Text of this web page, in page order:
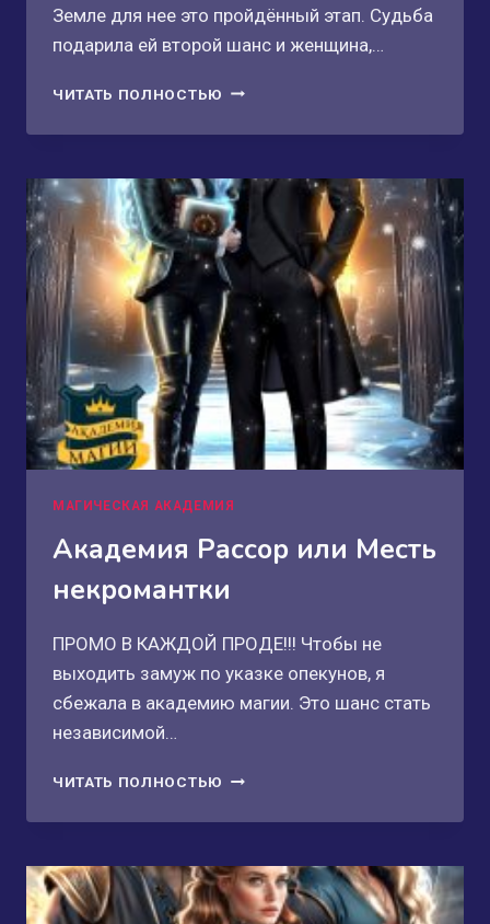
Земле для нее это пройдённый этап. Судьба
подарила ей второй шанс и женщина,…
ЧИТАТЬ ПОЛНОСТЬЮ КОЛЫБЕЛЬ
МАГИЧЕСКАЯ АКАДЕМИЯ
Академия Рассор или Месть
некромантки
ПРОМО В КАЖДОЙ ПРОДЕ!!! Чтобы не
выходить замуж по указке опекунов, я
сбежала в академию магии. Это шанс стать
независимой…
ЧИТАТЬ ПОЛНОСТЬЮ АКАДЕМИЯ
ИЛИ
НЕКРОМАНТКИ